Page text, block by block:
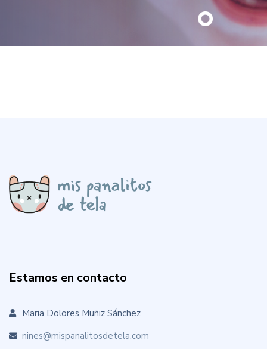
Estamos en contacto
Maria Dolores Muñiz Sánchez
nines@mispanalitosdetela.com